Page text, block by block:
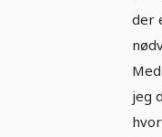
der
jeg